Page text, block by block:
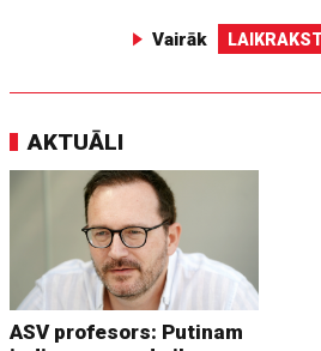
Vairāk
AKTUĀLI
ASV profesors: Putinam